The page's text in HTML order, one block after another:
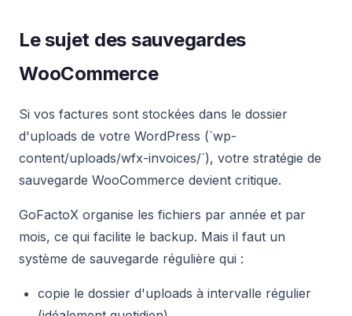
Le sujet des sauvegardes
WooCommerce
Si vos factures sont stockées dans le dossier
d'uploads de votre WordPress (`wp-
content/uploads/wfx-invoices/`), votre stratégie de
sauvegarde WooCommerce devient critique.
GoFactoX organise les fichiers par année et par
mois, ce qui facilite le backup. Mais il faut un
système de sauvegarde régulière qui :
copie le dossier d'uploads à intervalle régulier